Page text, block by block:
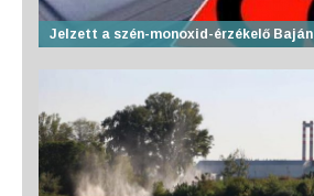
Jelzett a szén-monoxid-érzékelő Baján